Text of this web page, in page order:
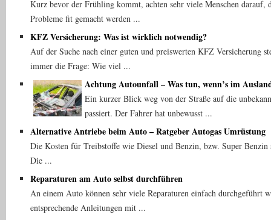
Kurz bevor der Frühling kommt, achten sehr viele Menschen darauf,
Probleme fit gemacht werden ...
KFZ Versicherung: Was ist wirklich notwendig?
Auf der Suche nach einer guten und preiswerten KFZ Versicherung
immer die Frage: Wie viel ...
Achtung Autounfall – Was tun, wenn’s im
Ein kurzer Blick weg von der Straße auf die
passiert. Der Fahrer hat unbewusst ...
Alternative Antriebe beim Auto – Ratgeber Autogas Umrüstung
Die Kosten für Treibstoffe wie Diesel und Benzin, bzw. Super Benzin
Die ...
Reparaturen am Auto selbst durchführen
An einem Auto können sehr viele Reparaturen einfach durchgeführt
entsprechende Anleitungen mit ...